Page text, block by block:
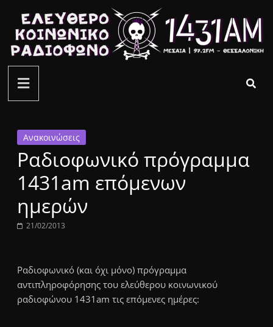
περιεχόμενο
ελεύθερο
κοινωνικό
ραδιόφωνο
1431AM
Ανακοινώσεις
Ραδιοφωνικό πρόγραμμα
1431am επόμενων
ημερών
21/02/2013
Ραδιοφωνικό (και όχι μόνο) πρόγραμμα
αντιπληροφόρησης του ελεύθερου κοινωνικού
ραδιοφώνου 1431am τις επόμενες ημέρες: